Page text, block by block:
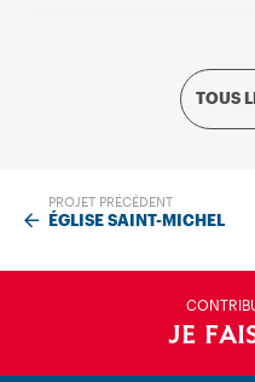
TOUS
PROJET PRÉCÉDENT
ÉGLISE SAINT-MICHEL
JE